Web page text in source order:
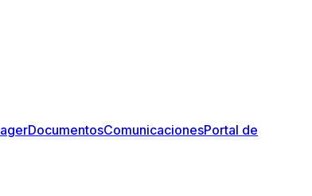
DocumentosComunicacionesPortal de